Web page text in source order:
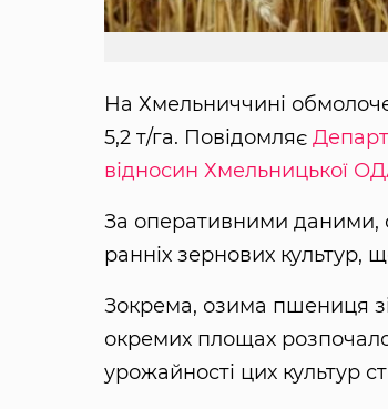
На Хмельниччині
5,2 т/га. Повідомляє
відносин Хмельницької
За оперативними даними,
ранніх зернових культур,
Зокрема, озима пшениця
окремих площах
урожайності цих культур